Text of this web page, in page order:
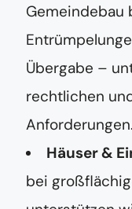
Gemeindebau
Übergabe –
rechtlichen
Anforderungen.
Häuser &
bei